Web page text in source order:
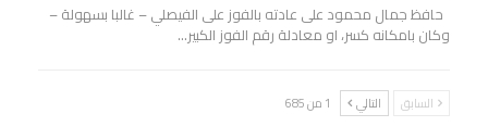
حافظ جمال محمود على عادته بالفوز على الفيصلي – غالبا بسهولة –
وكان بامكانه كسر، او معادلة رقم الفوز الكبير…
السابق التالي 1 من 685